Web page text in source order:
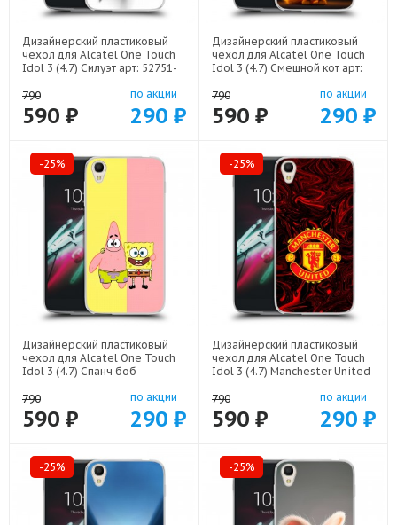
Дизайнерский пластиковый
чехол для Alcatel One Touch
Idol 3 (4.7) Силуэт арт: 52751-
790
590 ₽
по акции
290 ₽
Дизайнерский пластиковый
чехол для Alcatel One Touch
Idol 3 (4.7) Смешной кот арт:
790
590 ₽
по акции
290 ₽
-25%
Дизайнерский пластиковый
чехол для Alcatel One Touch
Idol 3 (4.7) Спанч боб
790
590 ₽
по акции
290 ₽
-25%
Дизайнерский пластиковый
чехол для Alcatel One Touch
Idol 3 (4.7) Manchester United
790
590 ₽
по акции
290 ₽
-25% -25%